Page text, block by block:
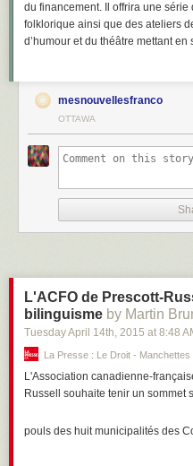
du financement. Il offrira une
folklorique ainsi que des ateliers
d’humour et du théâtre mettant
mesnouvellesfranco
OTTAWA
L'ACFO de Prescott-
bilinguisme by Martin
Tuesday April 14th, 2015 at 8:48
La Presse : Le Droit - Manchettes
L'Association canadienne-
Russell souhaite tenir un sommet
pouls des huit municipalités des